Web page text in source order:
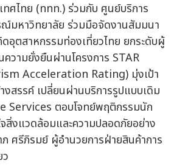
ทศไทย (ททท.) ร่วมกับ ศูนย์บริการ
มหาวิทยาลัย ร่วมมือจัดงานสัมมนา
อุตสาหกรรมท่องเที่ยวไทย ยกระดับผู้
ความยั่งยืนผ่านโครงการ STAR
Acceleration Rating) มุ่งเป้า
งสรรค์ เปลี่ยนผ่านบริการรูปแบบเดิม
Services ตอบโจทย์พฤติกรรมนัก
สิ่งแวดล้อมและความปลอดภัยอย่าง
ศรีภิรมย์ ผู้อำนวยการฝ่ายสินค้าการ